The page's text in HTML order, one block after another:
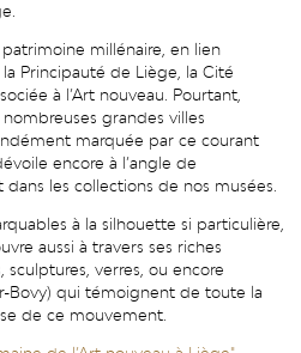
millénaire, en lien
Principauté de Liège, la Cité
à l’Art nouveau. Pourtant,
grandes villes
marquée par ce courant
encore à l’angle de
les collections de nos musées.
à la silhouette si particulière,
aussi à travers ses riches
sculptures, verres, ou encore
Bovy) qui témoignent de toute la
de ce mouvement.